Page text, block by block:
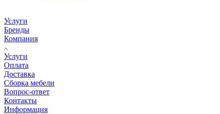
Услуги
Бренды
Компания
Услуги
Оплата
Доставка
Сборка мебели
Вопрос-ответ
Контакты
Информация